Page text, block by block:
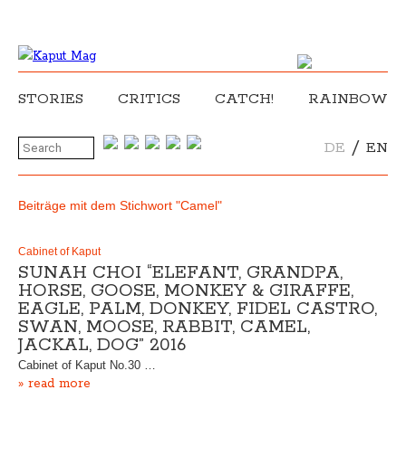
STORIES CRITICS CATCH! RAINBOW
DE / EN
Beiträge mit dem Stichwort "Camel"
Cabinet of Kaput
SUNAH CHOI “ELEFANT, GRANDPA,
HORSE, GOOSE, MONKEY & GIRAFFE,
EAGLE, PALM, DONKEY, FIDEL CASTRO,
SWAN, MOOSE, RABBIT, CAMEL,
JACKAL, DOG” 2016
Cabinet of Kaput No.30 …
» read more